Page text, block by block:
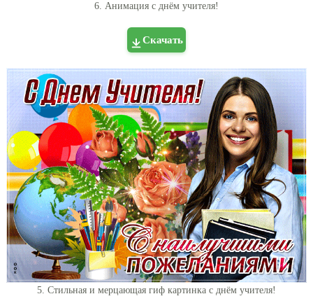
6. Анимация с днём учителя!
Скачать
5. Стильная и мерцающая гиф картинка с днём учителя!